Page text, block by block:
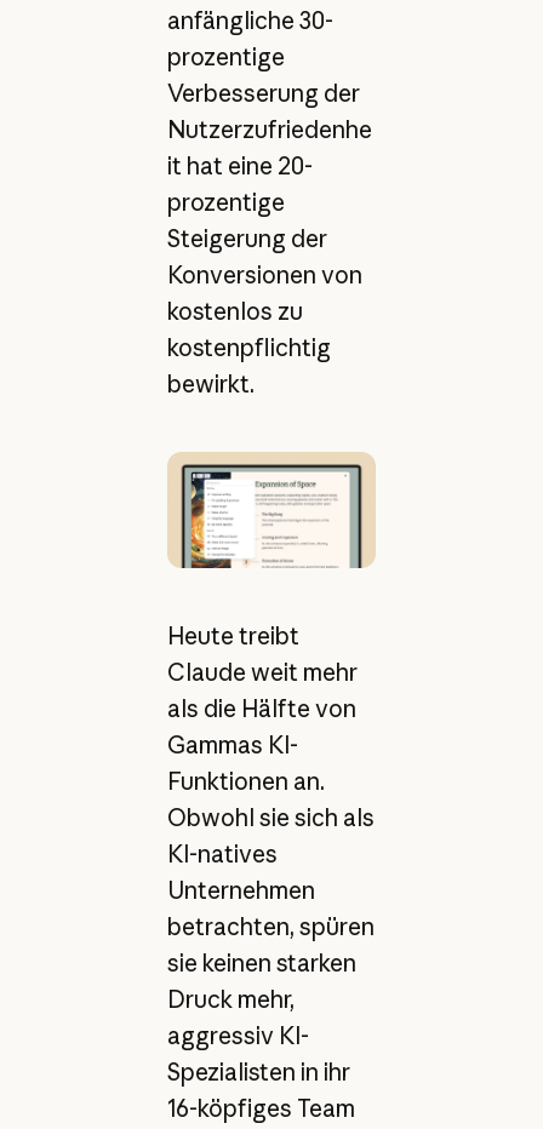
anfängliche 30-
prozentige
Verbesserung der
Nutzerzufriedenhe
it hat eine 20-
prozentige
Steigerung der
Konversionen von
kostenlos zu
kostenpflichtig
bewirkt.
Heute treibt
Claude weit mehr
als die Hälfte von
Gammas KI-
Funktionen an.
Obwohl sie sich als
KI-natives
Unternehmen
betrachten, spüren
sie keinen starken
Druck mehr,
aggressiv KI-
Spezialisten in ihr
16-köpfiges Team